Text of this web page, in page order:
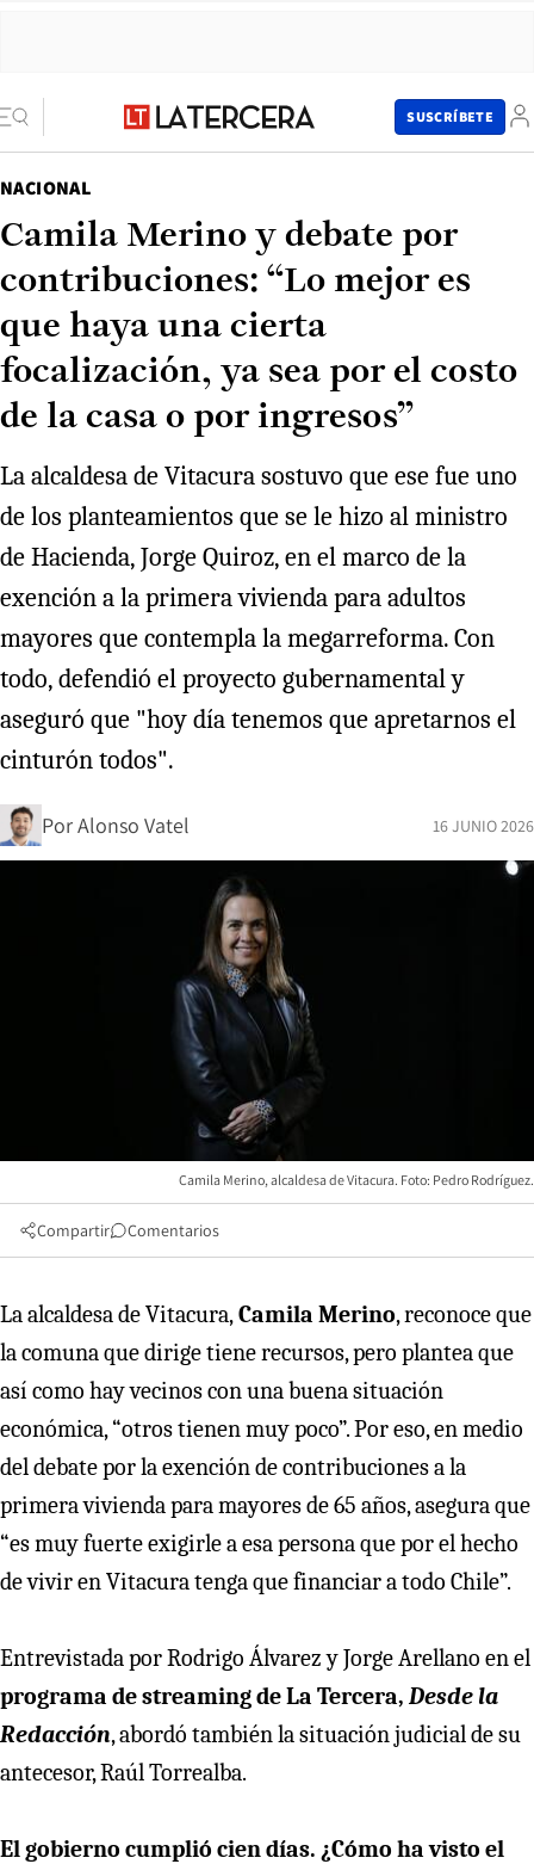
SUSCRÍBETE
NACIONAL
Camila Merino y debate por
contribuciones: “Lo mejor es
que haya una cierta
focalización, ya sea por el costo
de la casa o por ingresos”
La alcaldesa de Vitacura sostuvo que ese fue uno
de los planteamientos que se le hizo al ministro
de Hacienda, Jorge Quiroz, en el marco de la
exención a la primera vivienda para adultos
mayores que contempla la megarreforma. Con
todo, defendió el proyecto gubernamental y
aseguró que "hoy día tenemos que apretarnos el
cinturón todos".
PorAlonso Vatel 16 JUNIO 2026
Camila Merino, alcaldesa de Vitacura. Foto: Pedro Rodríguez.
Compartir Comentarios
La alcaldesa de Vitacura,Camila Merino, reconoce que
la comuna que dirige tiene recursos, pero plantea que
así como hay vecinos con una buena situación
económica, “otros tienen muy poco”. Por eso, en medio
del debate por la exención de contribuciones a la
primera vivienda para mayores de 65 años, asegura que
“es muy fuerte exigirle a esa persona que por el hecho
de vivir en Vitacura tenga que financiar a todo Chile”.
Entrevistada por Rodrigo Álvarez y Jorge Arellano en el
programa de streaming de La Tercera, Desde la
Redacción, abordó también la situación judicial de su
antecesor, Raúl Torrealba.
El gobierno cumplió cien días. ¿Cómo ha visto el